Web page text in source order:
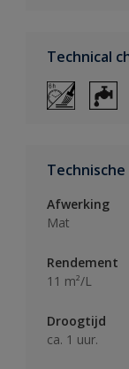
Technical
Afwerking
Mat
Rendement
11 m²/L
Droogtijd
ca. 1 uur.